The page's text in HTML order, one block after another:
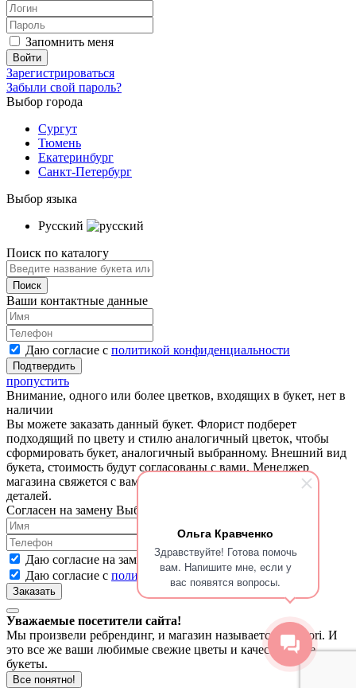
Ольга Кравченко
Здравствуйте! Готова помочь
вам. Напишите мне, если у
вас появятся вопросы.
Запомнить меня
Зарегистрироваться
Забыли свой пароль?
Выбор города
Сургут
Тюмень
Екатеринбург
Санкт-Петербург
Выбор языка
Русский
Поиск по каталогу
Ваши контактные данные
Даю согласие с политикой конфиденциальности
пропустить
Внимание, одного или более цветков, входящих в букет, нет в
наличии
Вы можете заказать данный букет. Флорист подберет
подходящий по цвету и стилю аналогичный цветок, чтобы
сформировать букет, аналогичный выбранному. Внешний вид
букета, стоимость будут согласованы с вами. Менеджер
магазина свяжется с вами для согласования и уточнения
деталей.
Согласен на замену Выбрать другой букет
Даю согласие на замену отсутствующих цветов
Даю согласие с политикой конфиденциальности
Уважаемые посетители сайта!
Мы произвели ребрендинг, и магазин называется Ariaflori. И
это все же ваши любимые свежие цветы и качественные
букеты.
Все понятно!